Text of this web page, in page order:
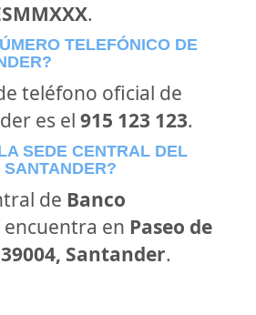
.
TELEFÓNICO DE
teléfono oficial de
es el 915 123 123.
SEDE CENTRAL DEL
de Banco
encuentra en Paseo de
Santander.